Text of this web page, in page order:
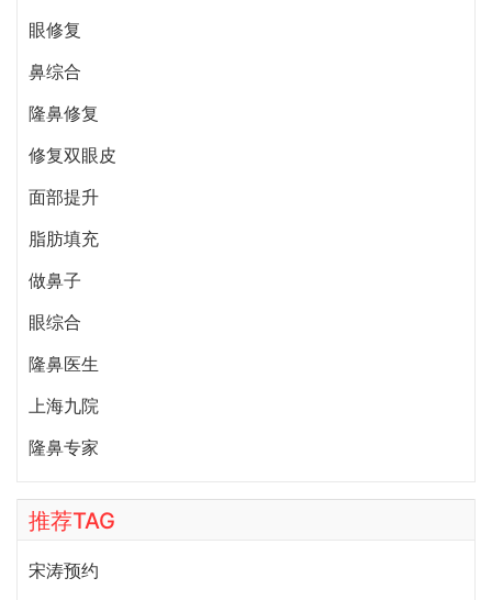
眼修复
鼻综合
隆鼻修复
修复双眼皮
面部提升
脂肪填充
做鼻子
眼综合
隆鼻医生
上海九院
隆鼻专家
推荐TAG
宋涛预约